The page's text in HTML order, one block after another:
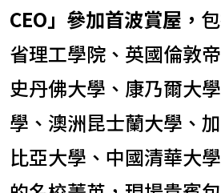
CEO」參加首波賞屋，
省理工學院、英國倫敦
史丹佛大學、康乃爾大
學、澳洲昆士蘭大學、
比亞大學、中國清華大